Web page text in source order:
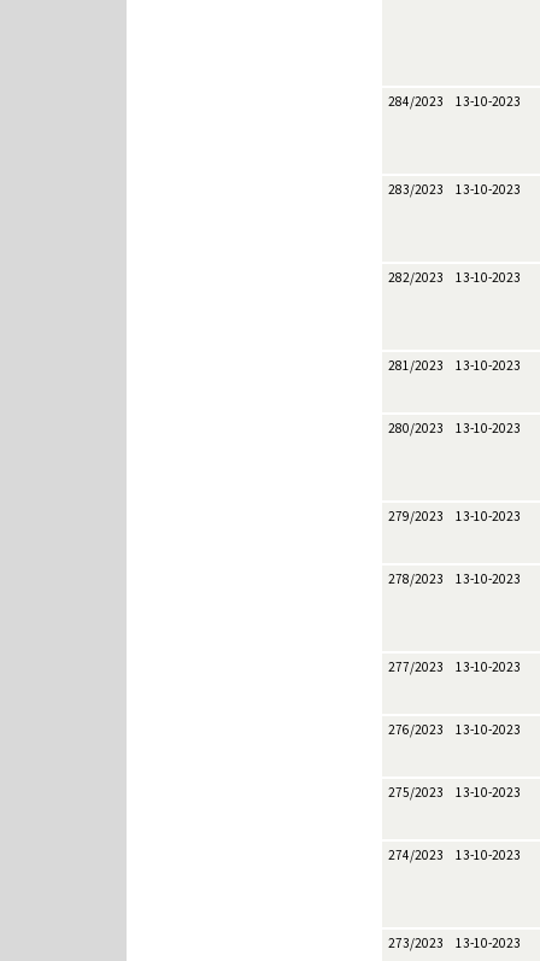
284/2023 13-10-2023
283/2023 13-10-2023
282/2023 13-10-2023
281/2023 13-10-2023
280/2023 13-10-2023
279/2023 13-10-2023
278/2023 13-10-2023
277/2023 13-10-2023
276/2023 13-10-2023
275/2023 13-10-2023
274/2023 13-10-2023
273/2023 13-10-2023